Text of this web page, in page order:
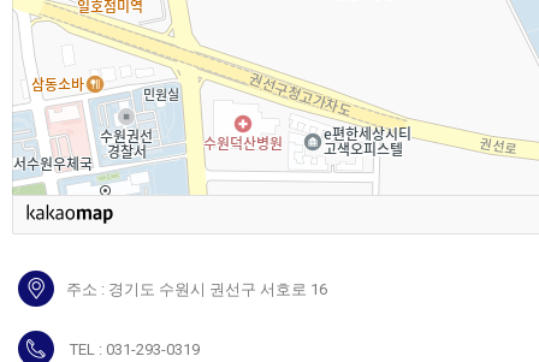
주소 : 경기도 수원시 권선구 서호로 16
TEL : 031-293-0319